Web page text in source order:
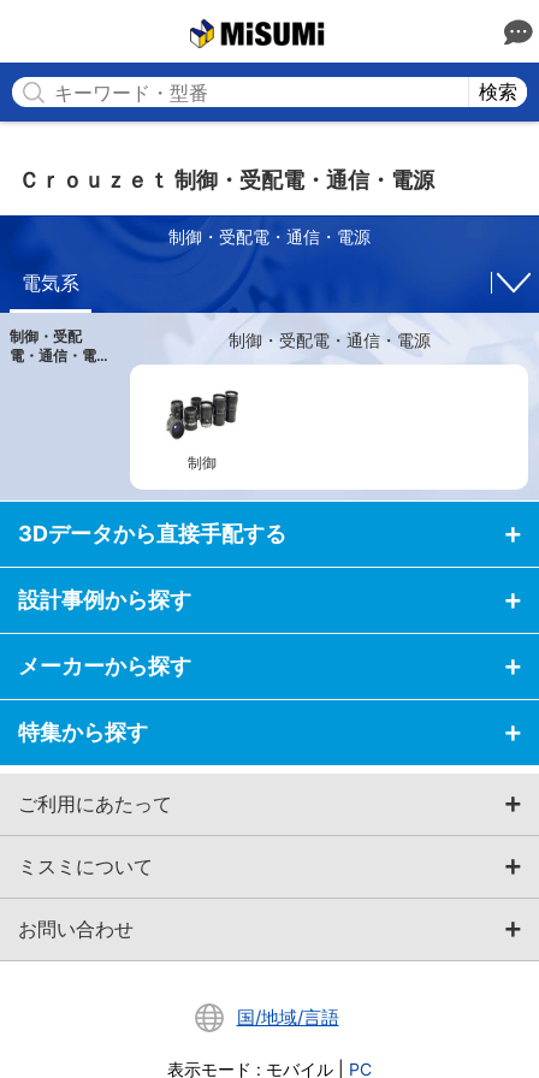
検索
Ｃｒｏｕｚｅｔ 制御・受配電・通信・電源
制御・受配電・通信・電源
電気系
制御・受配
電・通信・電
制御・受配電・通信・電源
制御
3Dデータから直接手配する
設計事例から探す
メーカーから探す
特集から探す
ご利用にあたって
ミスミについて
お問い合わせ
国/地域/言語
表示モード : モバイル PC